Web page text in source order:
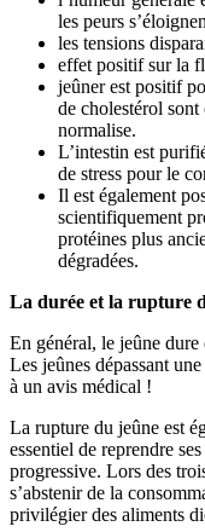
les peurs
les tensions
effet positif sur la
jeûner est positif
de cholestérol sont
normalise.
L’intestin est
de stress pour le
Il est également
scientifiquement
protéines plus
dégradées.
La durée et la rupture
En général, le jeûne
Les jeûnes dépassant
à un avis médical !
La rupture du jeûne est
essentiel de reprendre
progressive. Lors des
s’abstenir de la
privilégier des aliments